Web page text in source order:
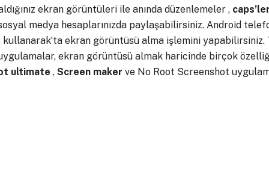
ekran görüntüleri ile anında düzenlemeler ,
medya hesaplarınızda paylaşabilirsiniz. Android
ekran görüntüsü alma işlemini
ekran görüntüsü almak haricinde birçok
ultimate , Screen maker ve No Root Screenshot